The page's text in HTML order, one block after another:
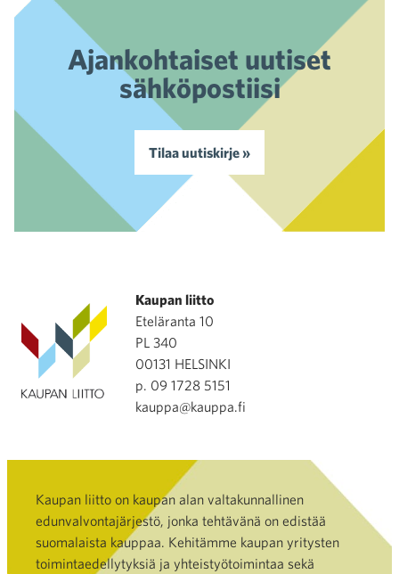
Ajankohtaiset uutiset
sähköpostiisi
Tilaa uutiskirje »
Kaupan liitto
Eteläranta 10
PL 340
00131 HELSINKI
p. 09 1728 5151
kauppa@kauppa.fi
Kaupan liitto on kaupan alan valtakunnallinen
edunvalvontajärjestö, jonka tehtävänä on edistää
suomalaista kauppaa. Kehitämme kaupan yritysten
toimintaedellytyksiä ja yhteistyötoimintaa sekä